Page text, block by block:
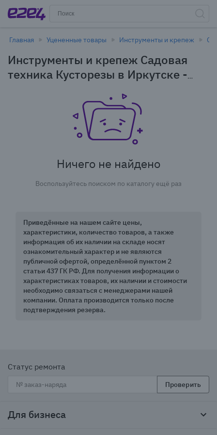
Главная Уцененные товары Инструменты и крепеж
Инструменты и крепеж Садовая
техника Кусторезы в Иркутске -
Ничего не найдено
Воспользуйтесь поиском по каталогу ещё раз
Приведённые на нашем сайте цены,
характеристики, количество товаров, а также
информация об их наличии на складе носят
ознакомительный характер и не являются
публичной офертой, определённой пунктом 2
статьи 437 ГК РФ. Для получения информации о
характеристиках товаров, их наличии и стоимости
необходимо связаться с менеджерами нашей
компании. Оплата производится только после
подтверждения резерва.
Статус ремонта
Проверить
Для бизнеса